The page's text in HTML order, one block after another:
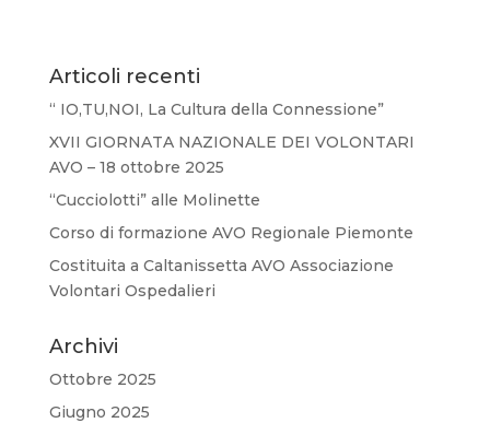
Articoli recenti
“ IO,TU,NOI, La Cultura della Connessione”
XVII GIORNATA NAZIONALE DEI VOLONTARI
AVO – 18 ottobre 2025
“Cucciolotti” alle Molinette
Corso di formazione AVO Regionale Piemonte
Costituita a Caltanissetta AVO Associazione
Volontari Ospedalieri
Archivi
Ottobre 2025
Giugno 2025